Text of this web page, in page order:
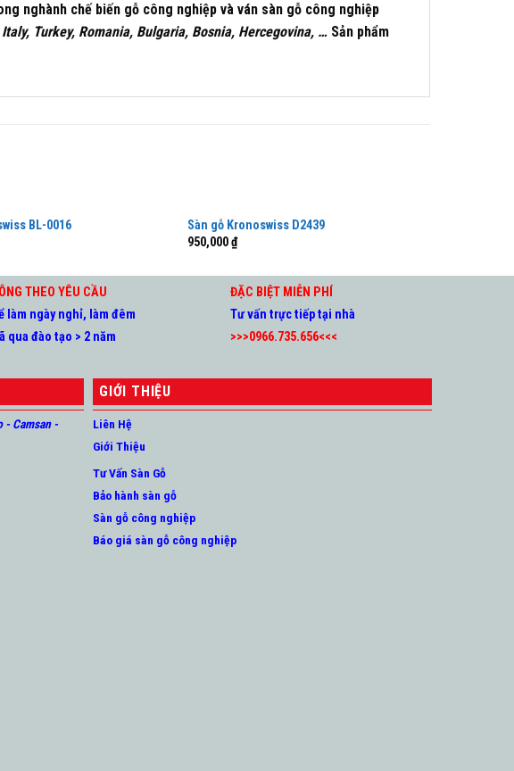
nghành chế biến gỗ công nghiệp và ván sàn gỗ công nghiệp
Turkey, Romania, Bulgaria, Bosnia, Hercegovina, … Sản phẩm
BL-0016
Sàn gỗ Kronoswiss D2439
950,000₫
THEO YÊU CẦU
làm ngày nghỉ, làm đêm
qua đào tạo > 2 năm
ĐẶC BIỆT MIỄN PHÍ
Tư vấn trực tiếp tại nhà
>>>0966.735.656<<<
-Camsan-
GIỚI THIỆU
Liên Hệ
Giới Thiệu
Tư Vấn Sàn Gỗ
Bảo hành sàn gỗ
Sàn gỗ công nghiệp
Báo giá sàn gỗ công nghiệp